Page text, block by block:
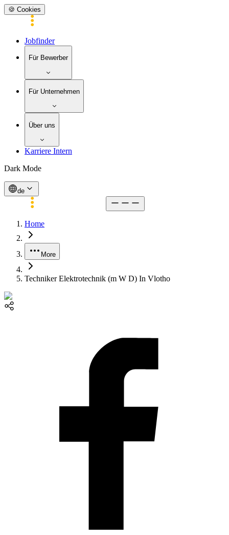
🍪 Cookies
Jobfinder
Für Bewerber
Für Unternehmen
Über uns
Karriere Intern
Dark Mode
de
Home
More
Techniker Elektrotechnik (m W D) In Vlotho